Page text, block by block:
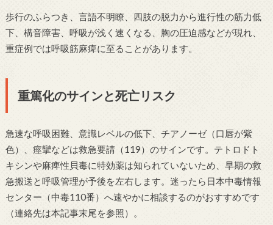
歩行のふらつき、言語不明瞭、四肢の脱力から進行性の筋力低
下、構音障害、呼吸が浅く速くなる、胸の圧迫感などが現れ、
重症例では呼吸筋麻痺に至ることがあります。
重篤化のサインと死亡リスク
急速な呼吸困難、意識レベルの低下、チアノーゼ（口唇が紫
色）、痙攣などは救急要請（119）のサインです。テトロドト
キシンや麻痺性貝毒に特効薬は知られていないため、早期の救
急搬送と呼吸管理が予後を左右します。迷ったら日本中毒情報
センター（中毒110番）へ速やかに相談するのがおすすめです
（連絡先は本記事末尾を参照）。